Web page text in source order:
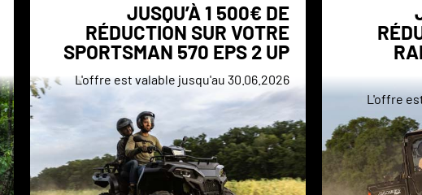
JUSQU’À 1 500€ DE
RÉDUCTION SUR VOTRE
SPORTSMAN 570 EPS 2 UP
L'offre est valable jusqu'au 30.06.2026
L'offre